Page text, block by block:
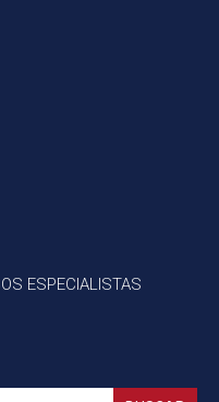
ESPECIALISTAS